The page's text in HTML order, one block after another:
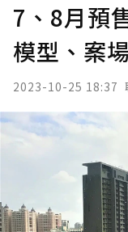
7、8月預
模型、案
2023-10-25 18:37